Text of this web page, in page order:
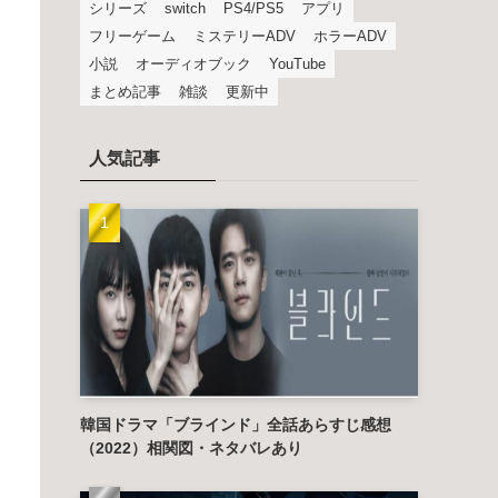
シリーズ switch PS4/PS5
アプリ
フリーゲーム
ミステリーADV
ホラーADV
小説
オーディオブック
YouTube
まとめ記事
雑談 更新中
人気記事
韓国ドラマ「ブラインド」全話あらすじ感想
（2022）相関図・ネタバレあり